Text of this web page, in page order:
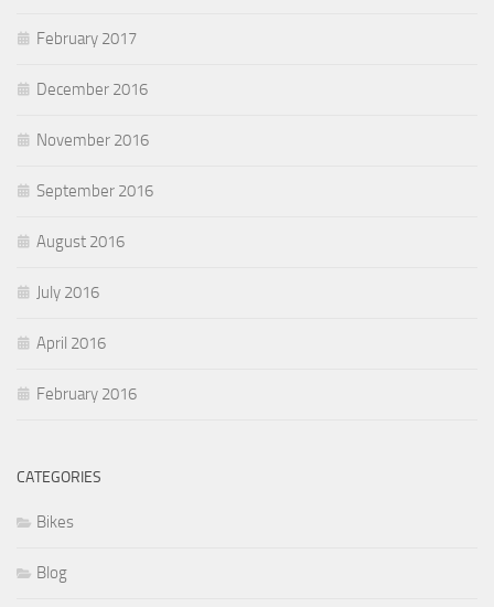
February 2017
December 2016
November 2016
September 2016
August 2016
July 2016
April 2016
February 2016
CATEGORIES
Bikes
Blog